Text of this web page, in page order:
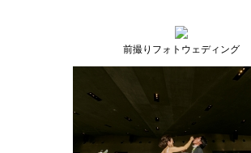
前撮りフォトウェディング